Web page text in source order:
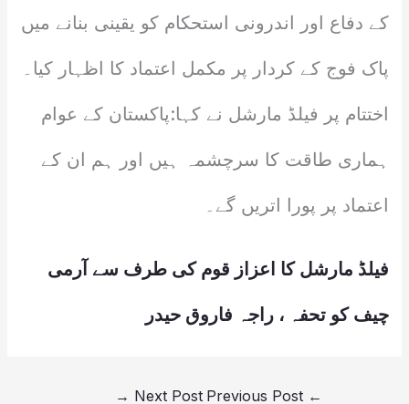
کے دفاع اور اندرونی استحکام کو یقینی بنانے میں
پاک فوج کے کردار پر مکمل اعتماد کا اظہار کیا۔
اختتام پر فیلڈ مارشل نے کہا:پاکستان کے عوام
ہماری طاقت کا سرچشمہ ہیں اور ہم ان کے
اعتماد پر پورا اتریں گے۔
فیلڈ مارشل کا اعزاز قوم کی طرف سے آرمی
چیف کو تحفہ ، راجہ فاروق حیدر
←
Next Post
→